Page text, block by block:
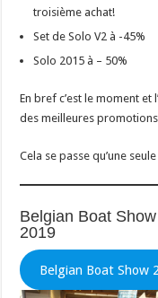
troisième achat!
Set de Solo V2 à -45%
Solo 2015 à – 50%
En bref c’est le moment
des meilleures
Cela se passe qu’une
Belgian Boat
2019
Belgian Boat Show